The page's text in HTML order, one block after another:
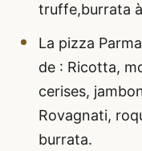
truffe,burrata
La pizza
de : Ricotta,
cerises,
Rovagnati,
burrata.